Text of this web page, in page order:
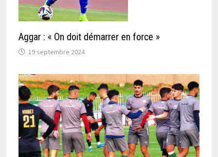
Aggar : « On doit démarrer en force »
19 septembre 2024